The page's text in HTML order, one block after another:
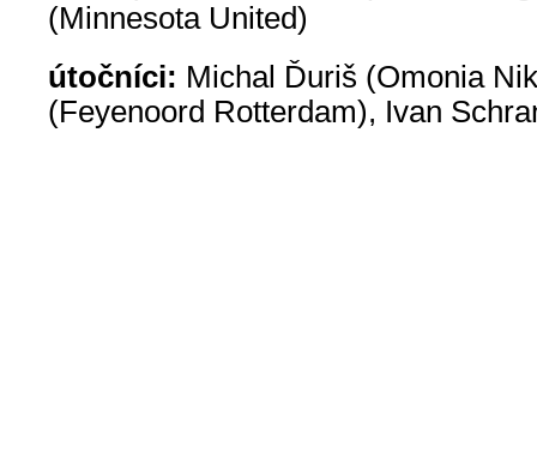
(Minnesota United)
útočníci: Michal Ďuriš (Omonia
(Feyenoord Rotterdam), Ivan